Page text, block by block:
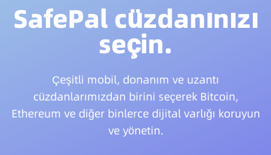
SafePal cüzdanınızı
seçin.
Çeşitli mobil, donanım ve uzantı
cüzdanlarımızdan birini seçerek Bitcoin,
Ethereum ve diğer binlerce dijital varlığı koruyun
ve yönetin.